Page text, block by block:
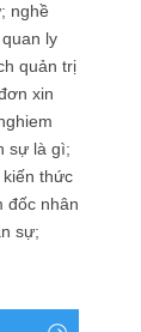
; nghề
ly
quản trị
xin
sự là gì;
kiến thức
đốc nhân
sự;